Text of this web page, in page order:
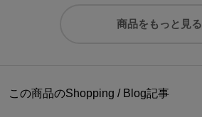
商品をもっと見る
この商品のShopping / Blog記事